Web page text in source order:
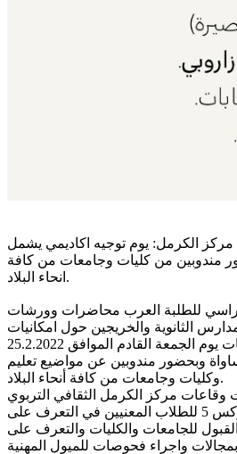
مركز الكرمل: يوم توجيه اكاديمي يشمل
من كليات وجامعات من كافة
انحاء البلاد.
للطلبة العرب محاضرات وورشات
الثانوية والخريجين حول امكانيات
التسجيل للجامعات والكليات يوم الجمعة القادم الموافق 25.2.2022
وبحضور مندوبين عن مواضيع تعليم
وكليات وجامعات من كافة أنحاء البلاد.
مركز الكرمل الثقافي التربوي
الاجتماعي بشارع سانت لوكس 5 للطلاب المعنيين في التعرف على
للجامعات والكليات والتعرف على